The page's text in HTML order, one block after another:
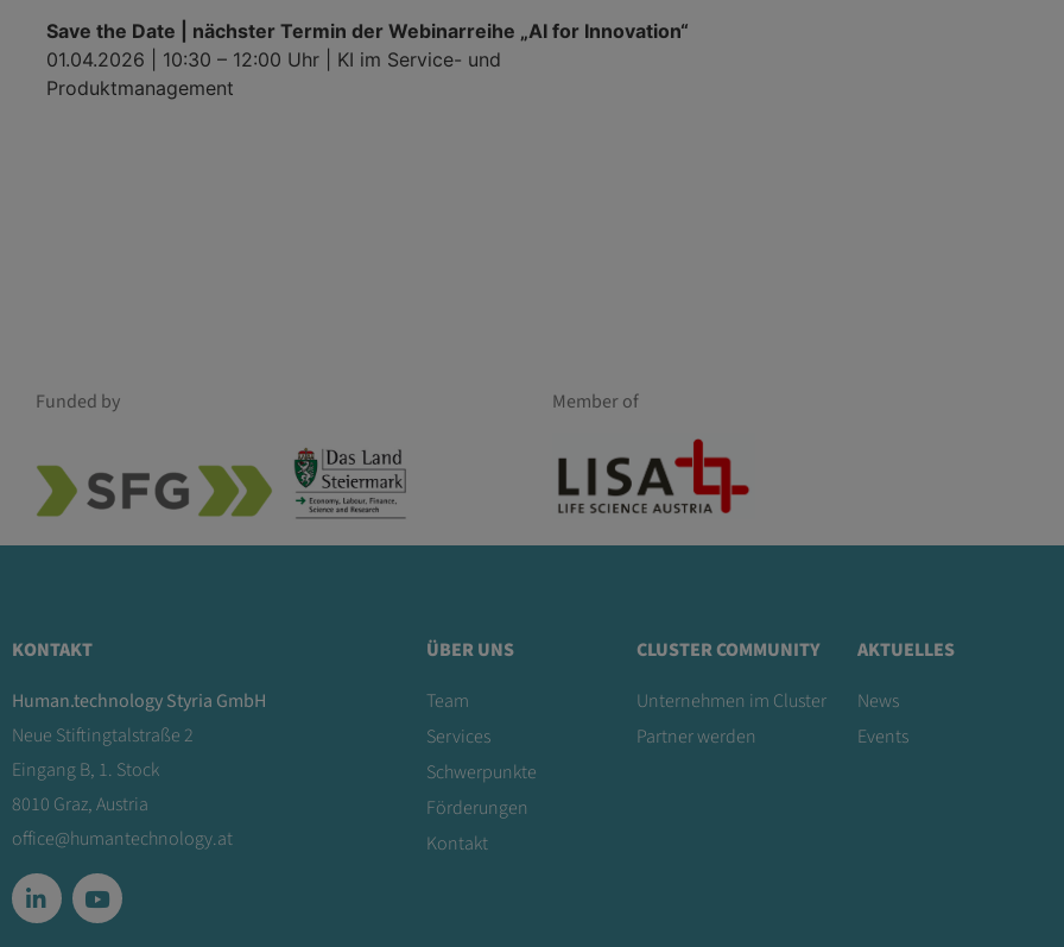
Save the Date | nächster Termin der Webinarreihe „AI for Innovation“
01.04.2026 | 10:30 – 12:00 Uhr | KI im Service- und
Produktmanagement
Funded by Member of
KONTAKT
Human.technology Styria GmbH
Neue Stiftingtalstraße 2
Eingang B, 1. Stock
8010 Graz, Austria
office@humantechnology.at
ÜBER UNS
Team
Services
Schwerpunkte
Förderungen
Kontakt
CLUSTER COMMUNITY
Unternehmen im Cluster
Partner werden
AKTUELLES
News
Events